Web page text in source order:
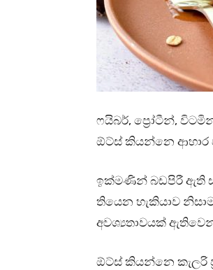
ෆයිබර්, ප්‍රෝටීන්,
ඕට්ස් කියන්නෙ ආහාර
ඉක්මණින් බඩපිරී ඇති
තියෙන හැකියාව
අවශ්‍යතාවයක්
ඕට්ස් කියන්නෙ කැලරි